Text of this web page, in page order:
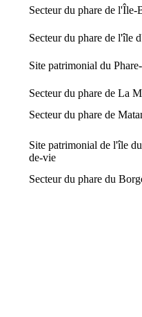
Secteur du phare de l'Île-
Secteur du phare de l'île
Site patrimonial du
Secteur du phare de La
Secteur du phare de
Site patrimonial de l'île
de-vie
Secteur du phare du